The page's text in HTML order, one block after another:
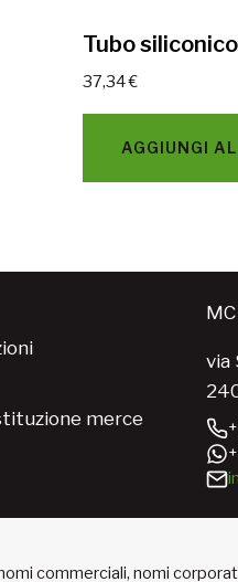
Tubo
37,34€
AGGIUNGI
merce
via
commerciali, nomi